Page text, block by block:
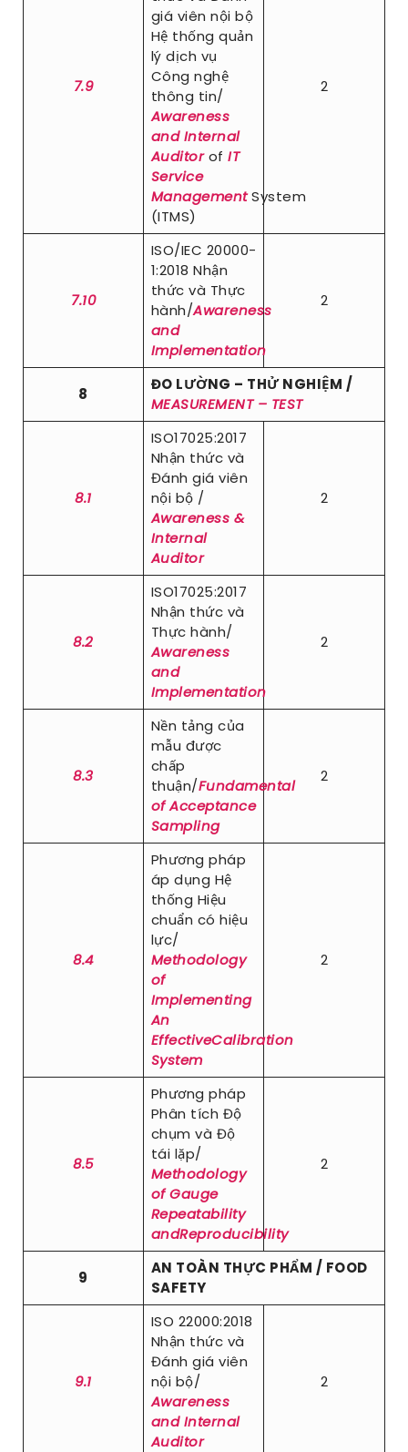
7.9
giá viên nội bộ
Hệ thống quản
lý dịch vụ
Công nghệ
thông tin/
Awareness
and Internal
Auditorof IT
Service
ManagementSystem
(ITMS)
2
7.10
ISO/IEC 20000-
1:2018 Nhận
thức và Thực
hành/Awareness
and
Implementation
2
8
ĐO LƯỜNG – THỬ NGHIỆM /
MEASUREMENT – TEST
8.1
ISO17025:2017
Nhận thức và
Đánh giá viên
nội bộ /
Awareness &
Internal
Auditor
2
8.2
ISO17025:2017
Nhận thức và
Thực hành/
Awareness
and
Implementation
2
8.3
Nền tảng của
mẫu được
chấp
thuận/Fundamental
of Acceptance
Sampling
2
8.4
Phương pháp
áp dụng Hệ
thống Hiệu
chuẩn có hiệu
lực/
Methodology
of
Implementing
An
EffectiveCalibration
System
2
8.5
Phương pháp
Phân tích Độ
chụm và Độ
tái lặp/
Methodology
of Gauge
Repeatability
andReproducibility
2
9
AN TOÀN THỰC PHẨM / FOOD
SAFETY
9.1
ISO 22000:2018
Nhận thức và
Đánh giá viên
nội bộ/
Awareness
and Internal
Auditor
2